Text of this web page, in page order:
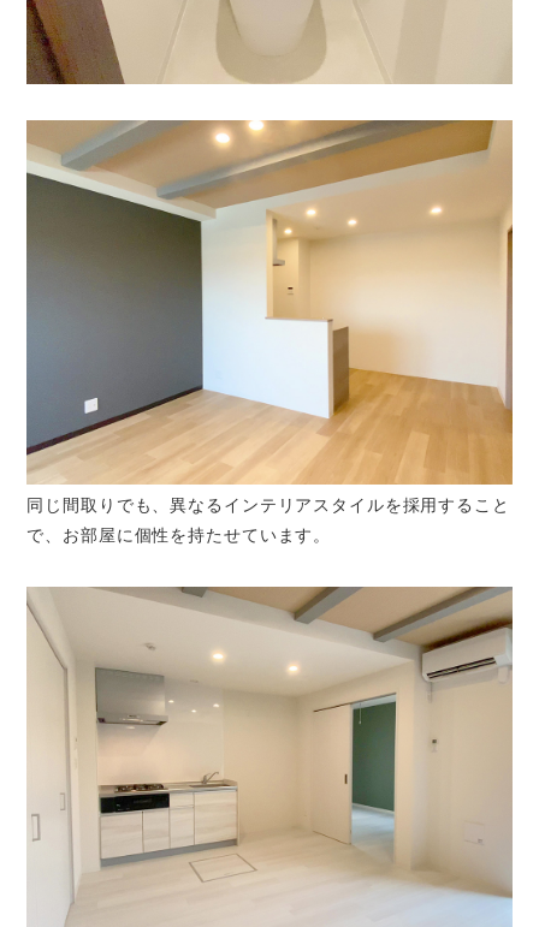
同じ間取りでも、異なるインテリアスタイルを採用すること
で、お部屋に個性を持たせています。